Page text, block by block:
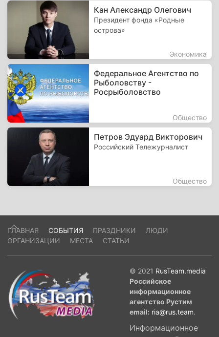
Кан Александр Олегович
Президент фонда «Родные
острова»
Экономика
Федеральное Агентство по
Рыболовству -
Росрыболовство
Общество
Петров Эдуард Викторович
Российский Тележурналист
Общество
ГЛАВНАЯ СОБЫТИЯ ПРАЗДНИКИ
ЛЮДИ
ОРГАНИЗАЦИИ
МЕСТА СТАТЬИ
© 2021 RusTeam.media
Российское
информационное
агентство Рустим
email: ria@rus.team.
Информационное